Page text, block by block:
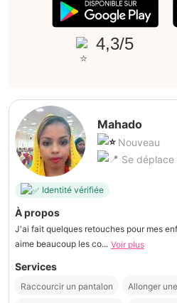
4,3/5
Mahado
Nouveau
Se
Identité vérifiée
À propos
J'ai fait quelques retouches pour mes
aime beaucoup les co... Voir plus
Services
Raccourcir un pantalon Allonger